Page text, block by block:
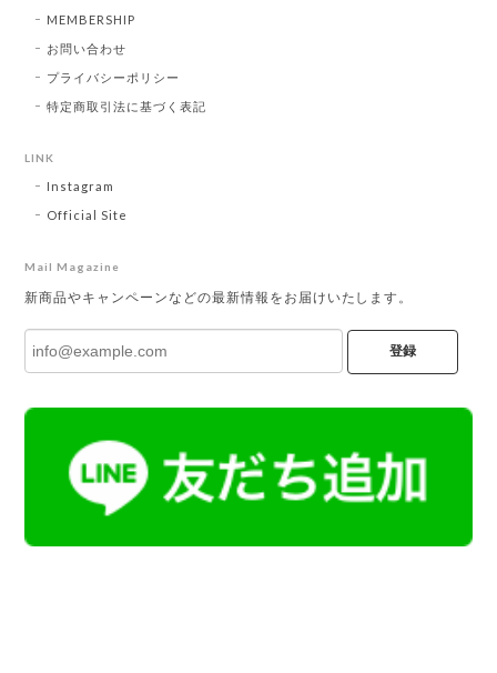
MEMBERSHIP
お問い合わせ
プライバシーポリシー
特定商取引法に基づく表記
LINK
Instagram
Official Site
Mail Magazine
新商品やキャンペーンなどの最新情報をお届けいたします。
登録